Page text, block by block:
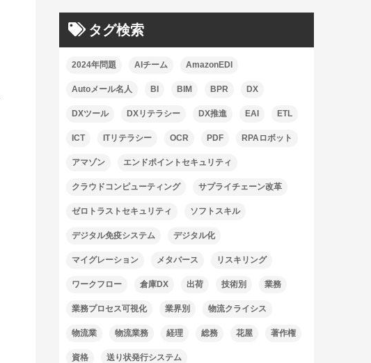
タグ検索
2024年問題 AIチーム AmazonEDI
Autoメール名人 BI BIM BPR DX
DXツール DXリテラシー DX推進 EAI ETL
ICT ITリテラシー OCR PDF RPAロボット
アマゾン エンドポイントセキュリティ
クラウドコンピューティング サプライチェーン改革
ゼロトラストセキュリティ ソフトスキル
デジタル免疫システム デジタル化
マイグレーション メタバース リスキリング
ワークフロー 倉庫DX 出荷 技術別 業務
業務プロセス可視化 業界別 物流クライシス
物流業 物流業務 経理 総務 花屋 著作権
資格 送り状発行システム